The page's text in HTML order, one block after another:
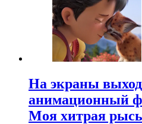
На экраны
анимационный
Моя хитрая